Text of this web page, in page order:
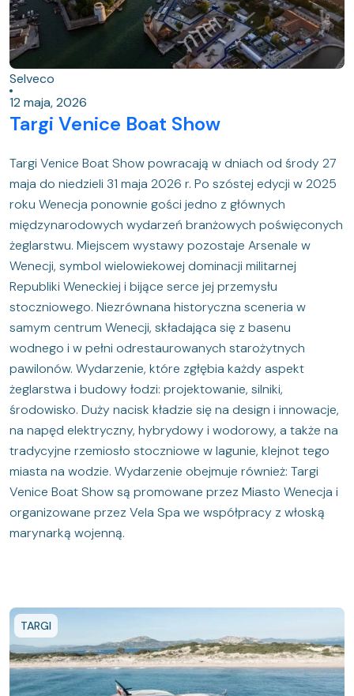
Selveco
12 maja, 2026
Targi Venice Boat Show
Targi Venice Boat Show powracają w dniach od środy 27
maja do niedzieli 31 maja 2026 r. Po szóstej edycji w 2025
roku Wenecja ponownie gości jedno z głównych
międzynarodowych wydarzeń branżowych poświęconych
żeglarstwu. Miejscem wystawy pozostaje Arsenale w
Wenecji, symbol wielowiekowej dominacji militarnej
Republiki Weneckiej i bijące serce jej przemysłu
stoczniowego. Niezrównana historyczna sceneria w
samym centrum Wenecji, składająca się z basenu
wodnego i w pełni odrestaurowanych starożytnych
pawilonów. Wydarzenie, które zgłębia każdy aspekt
żeglarstwa i budowy łodzi: projektowanie, silniki,
środowisko. Duży nacisk kładzie się na design i innowacje,
na napęd elektryczny, hybrydowy i wodorowy, a także na
tradycyjne rzemiosło stoczniowe w lagunie, klejnot tego
miasta na wodzie. Wydarzenie obejmuje również: Targi
Venice Boat Show są promowane przez Miasto Wenecja i
organizowane przez Vela Spa we współpracy z włoską
marynarką wojenną.
TARGI